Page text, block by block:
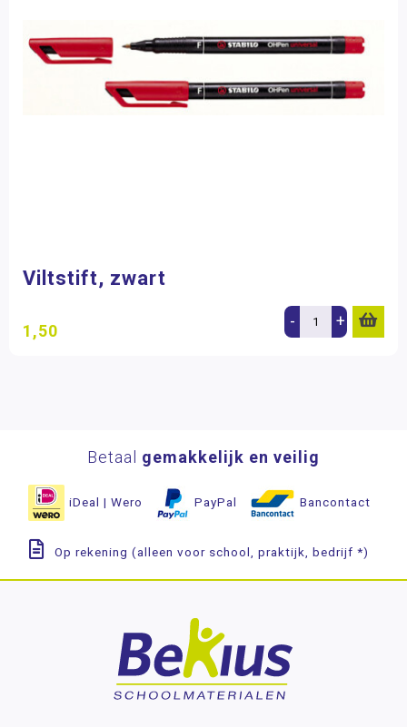
Viltstift, zwart
1,50 - +
Betaal gemakkelijk en veilig
iDeal | Wero PayPal Bancontact
Op rekening (alleen voor school, praktijk, bedrijf *)